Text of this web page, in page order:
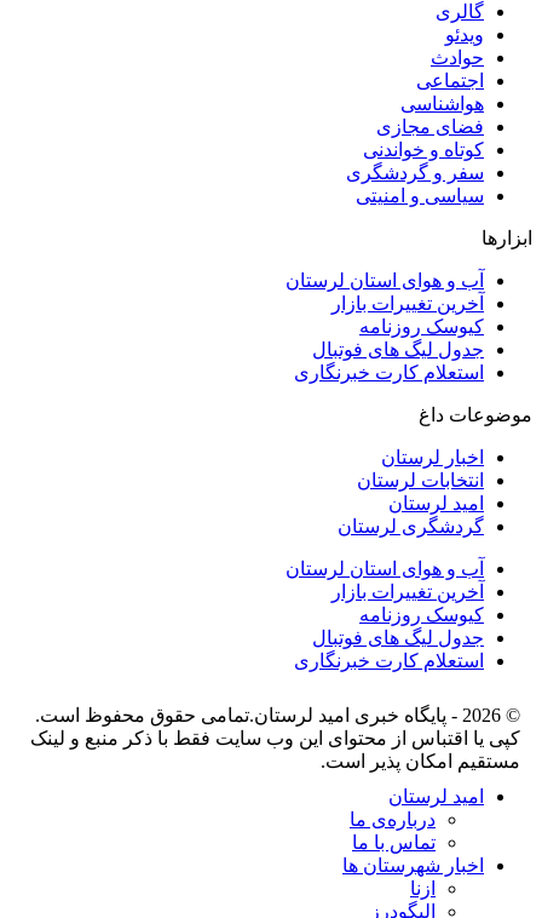
گالری
ویدئو
حوادث
اجتماعی
هواشناسی
فضای مجازی
کوتاه و خواندنی
سفر و گردشگری
سیاسی و امنیتی
ابزارها
آب و هوای استان لرستان
آخرین تغییرات بازار
کیوسک روزنامه
جدول لیگ های فوتبال
استعلام کارت خبرنگاری
موضوعات داغ
اخبار لرستان
انتخابات لرستان
امید لرستان
گردشگری لرستان
آب و هوای استان لرستان
آخرین تغییرات بازار
کیوسک روزنامه
جدول لیگ های فوتبال
استعلام کارت خبرنگاری
© 2026 - پایگاه خبری اميد لرستان.تمامی حقوق محفوظ است.
کپی یا اقتباس از محتوای این وب سایت فقط با ذکر منبع و لینک
مستقیم امکان پذیر است.
امید لرستان
درباره‌ی ما
تماس با ما
اخبار شهرستان ها
ازنا
الیگودرز